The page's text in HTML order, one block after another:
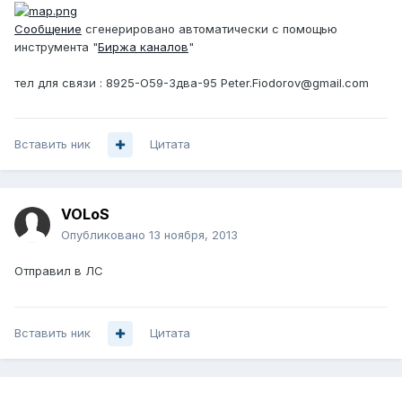
Сообщение сгенерировано автоматически с помощью
инструмента "Биржа каналов"
тел для связи : 8925-О59-3два-95 Peter.Fiodorov@gmail.com
Вставить ник Цитата
VOLoS
Опубликовано 13 ноября, 2013
Отправил в ЛС
Вставить ник Цитата